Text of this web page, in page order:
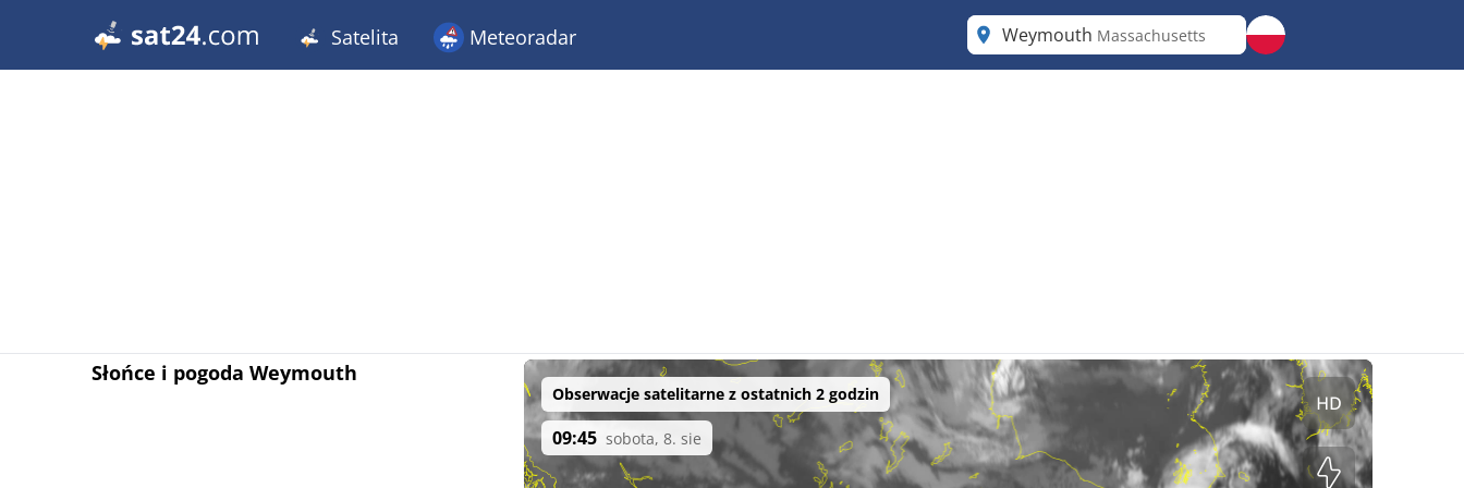
Satelita Meteoradar Weymouth Massachusetts
Słońce i pogoda Weymouth
Obserwacje satelitarne z ostatnich 2 godzin
09:45 sobota, 8. sie